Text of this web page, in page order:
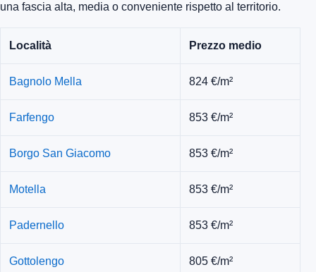
una fascia alta, media o conveniente rispetto al territorio.
Località Prezzo medio
Bagnolo Mella 824 €/m²
Farfengo 853 €/m²
Borgo San Giacomo 853 €/m²
Motella 853 €/m²
Padernello 853 €/m²
Gottolengo 805 €/m²